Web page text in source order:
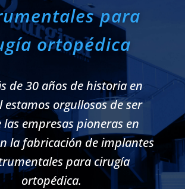
para
ortopédica
de 30 años de historia en
estamos orgullosos de ser
las empresas pioneras en
la fabricación de implantes
para cirugía
ortopédica.